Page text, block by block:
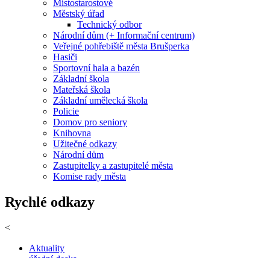
Místostarostové
Městský úřad
Technický odbor
Národní dům (+ Informační centrum)
Veřejné pohřebiště města Brušperka
Hasiči
Sportovní hala a bazén
Základní škola
Mateřská škola
Základní umělecká škola
Policie
Domov pro seniory
Knihovna
Užitečné odkazy
Národní dům
Zastupitelky a zastupitelé města
Komise rady města
Rychlé odkazy
<
Aktuality